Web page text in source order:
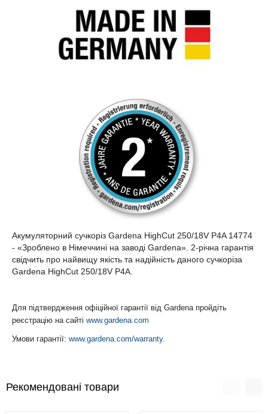
Акумуляторний сучкоріз Gardena HighCut 250/18V P4A 14774
- «Зроблено в Німеччині на заводі Gardena». 2-річна гарантія
свідчить про найвищу якість та надійність даного сучкоріза
Gardena HighCut 250/18V P4A.
Для підтвердження офіційної гарантії від Gardena пройдіть
реєстрацію на сайті www.gardena.com
Умови гарантії: www.gardena.com/warranty.
Рекомендовані товари